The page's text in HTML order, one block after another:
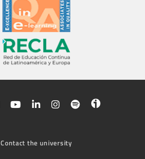
Contact the university